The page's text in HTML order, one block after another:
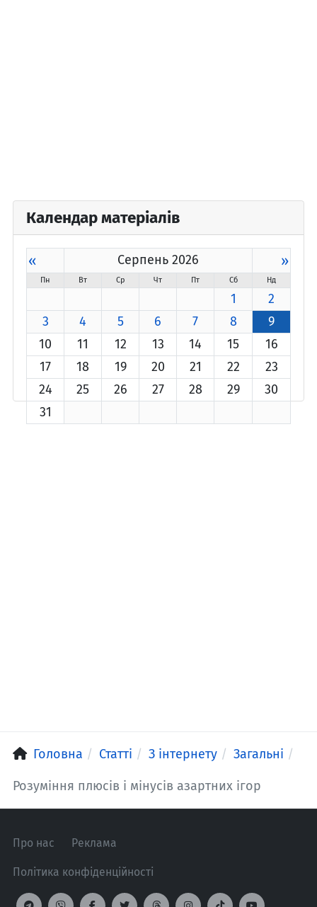
Календар матеріалів
« Серпень 2026 »
Пн Вт Ср Чт Пт Сб Нд
1
2
3
4 5 6 7 8
9
10
11 12 13 14 15
16
17
18 19 20 21 22
23
24
25 26 27 28 29
30
31
Головна Статті З інтернету Загальні
Розуміння плюсів і мінусів азартних ігор
Про нас Реклама
Політика конфіденційності